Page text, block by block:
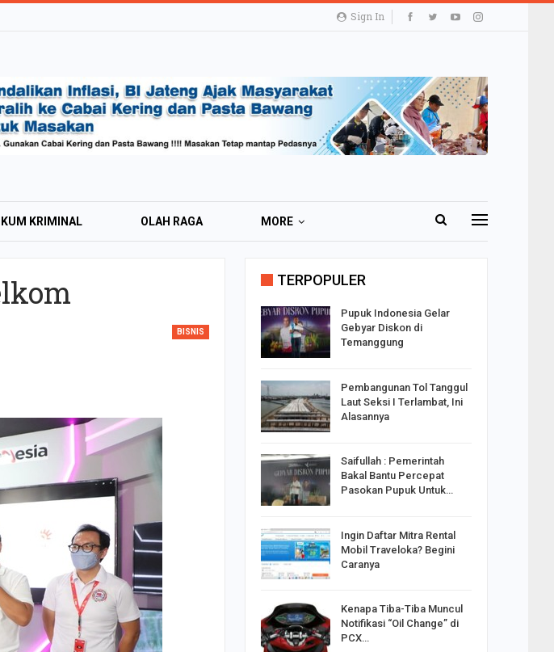
Sign In
KRIMINAL OLAH RAGA MORE
BISNIS
TERPOPULER
Wisman pada Semester I
Spirulina, Dik Doank
Datang…
Gibran” Gelar Masak Sehat
di Semarang,…
View 360⁰ Hamparan
Sawah, Kafe Angon Jiwo
Keren Banget
Bagas Adhadirgha : Ganjar
Pranowo Akan Dorong
Penguatan Wirausaha
Pupuk Indonesia Gelar
Gebyar Diskon di
Temanggung
Pembangunan Tol Tanggul
Laut Seksi I Terlambat, Ini
Alasannya
Saifullah : Pemerintah
Bakal Bantu Percepat
Pasokan Pupuk Untuk…
Ingin Daftar Mitra Rental
Mobil Traveloka? Begini
Caranya
Kenapa Tiba-Tiba Muncul
Notifikasi “Oil Change” di
PCX…